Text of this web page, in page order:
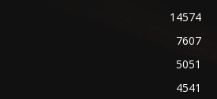
14574
7607
5051
4541